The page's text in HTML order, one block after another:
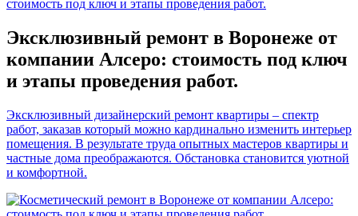
Эксклюзивный ремонт в Воронеже от
компании Алсеро: стоимость под ключ
и этапы проведения работ.
Эксклюзивный дизайнерский ремонт квартиры – спектр
работ, заказав который можно кардинально изменить интерьер
помещения. В результате труда опытных мастеров квартиры и
частные дома преображаются. Обстановка становится уютной
и комфортной.